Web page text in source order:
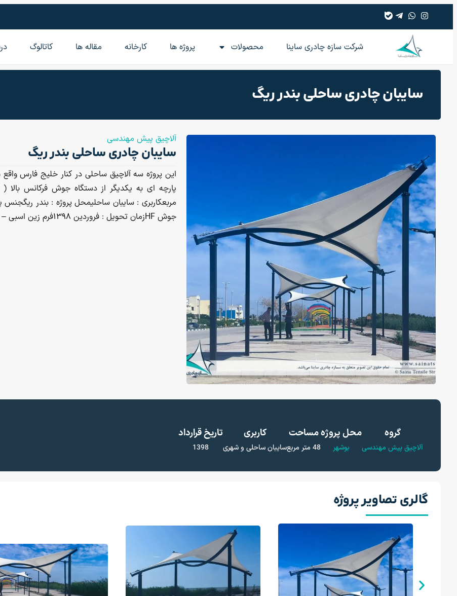
شرکت سازه چادری ساینا محصولات پروژه ها کارخانه مقاله‌ ها کاتالوگ
سایبان چادری ساحلی بندر ریگ
آلاچیق پیش مهندسی
سایبان چادری ساحلی بندر ریگ
جوش HFزمان تحویل : فروردین ۱۳۹۸فرم زین اسبی – کایت
گروه
آلاچیق پیش مهندسی
محل پروژه
بوشهر
مساحت
48 متر مربع
کاربری
سایبان ساحلی و شهری
تاریخ قرارداد
1398
گالری تصاویر پروژه